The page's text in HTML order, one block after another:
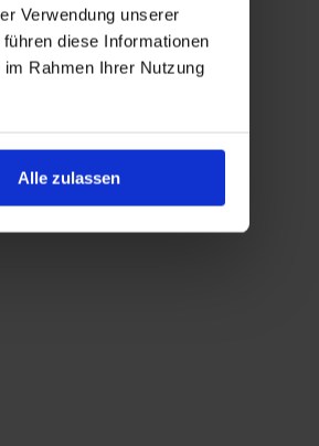
Verwendung unserer
diese Informationen
Rahmen Ihrer Nutzung
Alle zulassen